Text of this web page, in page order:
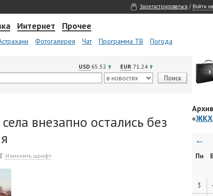
Зарегистрироваться / Войти
Интернет Прочее
Фотогалерея Чат Программа ТВ Погода
USD 65.52 EUR 71.24
внезапно остались без
Изменить шрифт
«ЖКХ
←
Пн
3